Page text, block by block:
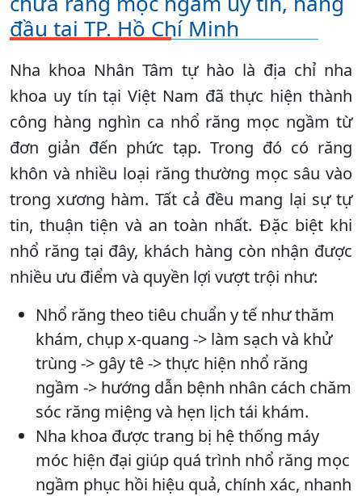
đầu tại TP. Hồ Chí Minh
Nha khoa Nhân Tâm tự hào là địa chỉ nha
khoa uy tín tại Việt Nam đã thực hiện thành
công hàng nghìn ca nhổ răng mọc ngầm từ
đơn giản đến phức tạp. Trong đó có răng
khôn và nhiều loại răng thường mọc sâu vào
trong xương hàm. Tất cả đều mang lại sự tự
tin, thuận tiện và an toàn nhất. Đặc biệt khi
nhổ răng tại đây, khách hàng còn nhận được
nhiều ưu điểm và quyền lợi vượt trội như:
Nhổ răng theo tiêu chuẩn y tế như thăm
khám, chụp x-quang -> làm sạch và khử
trùng -> gây tê -> thực hiện nhổ răng
ngầm -> hướng dẫn bệnh nhân cách chăm
sóc răng miệng và hẹn lịch tái khám.
Nha khoa được trang bị hệ thống máy
móc hiện đại giúp quá trình nhổ răng mọc
ngầm phục hồi hiệu quả, chính xác, nhanh